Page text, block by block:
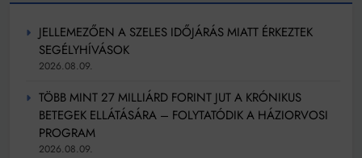
JELLEMEZŐEN A SZELES IDŐJÁRÁS MIATT ÉRKEZTEK
SEGÉLYHÍVÁSOK
2026.08.09.
TÖBB MINT 27 MILLIÁRD FORINT JUT A KRÓNIKUS
BETEGEK ELLÁTÁSÁRA – FOLYTATÓDIK A HÁZIORVOSI
PROGRAM
2026.08.09.